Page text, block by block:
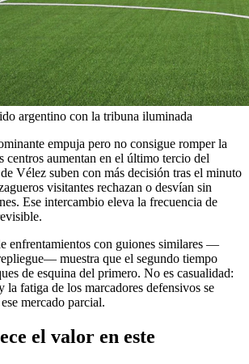
argentino con la tribuna iluminada
empuja pero no consigue romper la
centros aumentan en el último tercio del
Vélez suben con más decisión tras el minuto
visitantes rechazan o desvían sin
Ese intercambio eleva la frecuencia de
enfrentamientos con guiones similares —
muestra que el segundo tiempo
de esquina del primero. No es casualidad:
la fatiga de los marcadores defensivos se
mercado parcial.
el valor en este